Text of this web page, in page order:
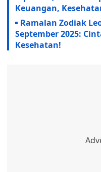
Keuangan,
Ramalan Zodiak
September 2025:
Kesehatan!